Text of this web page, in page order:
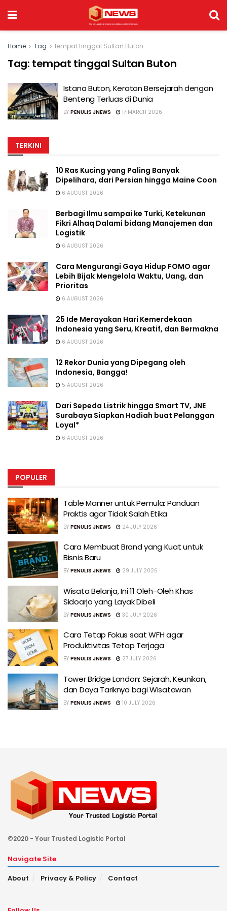
Home Tag tempat tinggal Sultan Buton
Tag: tempat tinggal Sultan Buton
Istana Buton, Keraton Bersejarah dengan
Benteng Terluas di Dunia
BY PENULIS JNEWS 17 MARCH 2026
TERKINI
10 Ras Kucing yang Paling Banyak
Dipelihara, dari Persian hingga Maine Coon
6 AUGUST 2026
Berbagi Ilmu sampai ke Turki, Ketekunan
Fikri Alhaq Dalami bidang Manajemen dan
Logistik
6 AUGUST 2026
Cara Mengurangi Gaya Hidup FOMO agar
Lebih Bijak Mengelola Waktu, Uang, dan
Prioritas
6 AUGUST 2026
25 Ide Merayakan Hari Kemerdekaan
Indonesia yang Seru, Kreatif, dan Bermakna
6 AUGUST 2026
12 Rekor Dunia yang Dipegang oleh
Indonesia, Bangga!
5 AUGUST 2026
Dari Sepeda Listrik hingga Smart TV, JNE
Surabaya Siapkan Hadiah buat Pelanggan
Loyal*
6 AUGUST 2026
POPULER
Table Manner untuk Pemula: Panduan
Praktis agar Tidak Salah Etika
BY PENULIS JNEWS 24 JULY 2026
Cara Membuat Brand yang Kuat untuk
Bisnis Baru
BY PENULIS JNEWS 29 JULY 2026
Wisata Belanja, Ini 11 Oleh-Oleh Khas
Sidoarjo yang Layak Dibeli
BY PENULIS JNEWS 30 JULY 2026
Cara Tetap Fokus saat WFH agar
Produktivitas Tetap Terjaga
BY PENULIS JNEWS 27 JULY 2026
Tower Bridge London: Sejarah, Keunikan,
dan Daya Tariknya bagi Wisatawan
BY PENULIS JNEWS 10 JULY 2026
©2020 - Your Trusted Logistic Portal
Navigate Site
About
Privacy & Policy Contact